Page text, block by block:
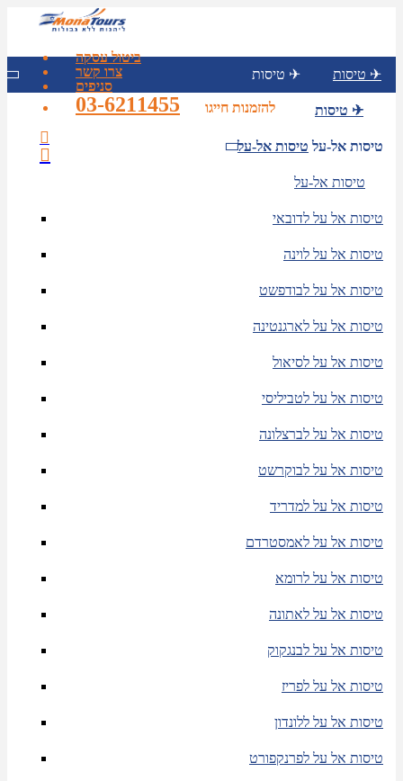
ביטול עסקה
צרו קשר
סניפים
להזמנות חייגו
03-6211455
טיסות ✈ טיסות ✈
טיסות ✈
טיסות אל-על טיסות אל-על
טיסות אל-על
טיסות אל על לדובאי
טיסות אל על לוינה
טיסות אל על לבודפשט
טיסות אל על לארגנטינה
טיסות אל על לסיאול
טיסות אל על לטביליסי
טיסות אל על לברצלונה
טיסות אל על לבוקרשט
טיסות אל על למדריד
טיסות אל על לאמסטרדם
טיסות אל על לרומא
טיסות אל על לאתונה
טיסות אל על לבנגקוק
טיסות אל על לפריז
טיסות אל על ללונדון
טיסות אל על לפרנקפורט